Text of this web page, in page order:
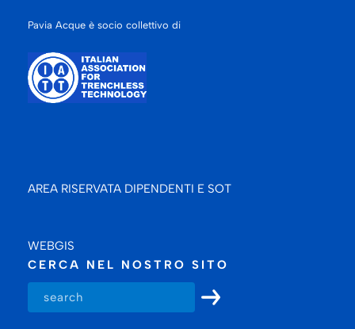
Pavia Acque è socio collettivo di
AREA RISERVATA DIPENDENTI E SOT
WEBGIS
CERCA NEL NOSTRO SITO